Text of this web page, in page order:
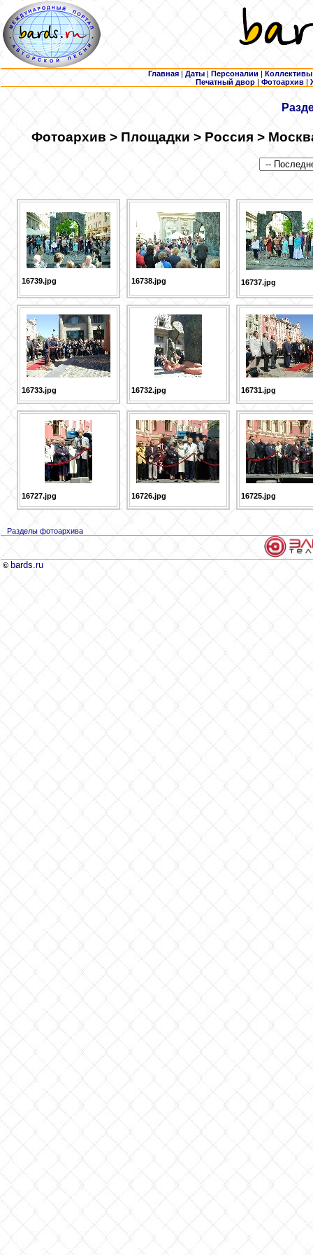
Главная | Даты | Персоналии | Коллективы
Печатный двор |Фотоархив |
Фотоархив > Площадки > Россия >
16739.jpg 16738.jpg 16737.jpg
16733.jpg 16732.jpg 16731.jpg
16727.jpg 16726.jpg 16725.jpg
Разделы фотоархива
© bards.ru